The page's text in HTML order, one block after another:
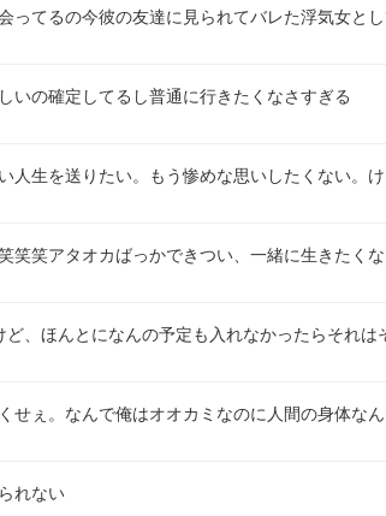
ってるの今彼の友達に見られてバレた浮気女と
いの確定してるし普通に行きたくなさすぎる
人生を送りたい。もう惨めな思いしたくない。
笑笑アタオカばっかできつい、一緒に生きたく
、ほんとになんの予定も入れなかったらそれは
せぇ。なんで俺はオオカミなのに人間の身体な
れない